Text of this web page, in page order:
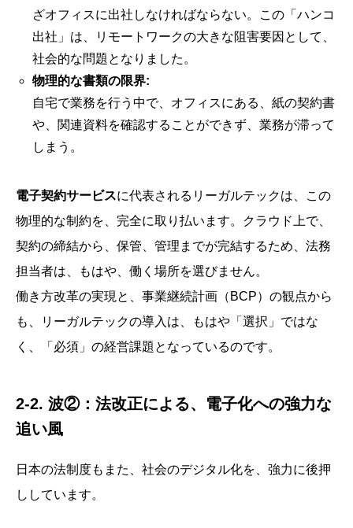
ざオフィスに出社しなければならない。この「ハンコ
出社」は、リモートワークの大きな阻害要因として、
社会的な問題となりました。
物理的な書類の限界:
自宅で業務を行う中で、オフィスにある、紙の契約書
や、関連資料を確認することができず、業務が滞って
しまう。
電子契約サービスに代表されるリーガルテックは、この
物理的な制約を、完全に取り払います。クラウド上で、
契約の締結から、保管、管理までが完結するため、法務
担当者は、もはや、働く場所を選びません。
働き方改革の実現と、事業継続計画（BCP）の観点から
も、リーガルテックの導入は、もはや「選択」ではな
く、「必須」の経営課題となっているのです。
2-2. 波②：法改正による、電子化への強力な
追い風
日本の法制度もまた、社会のデジタル化を、強力に後押
ししています。